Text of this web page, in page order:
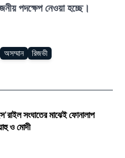
পদক্ষেপ নেওয়া হচ্ছে।
অসম্মান রিজভী
সংঘাতের মাঝেই ফোনালাপ
ও মোদী